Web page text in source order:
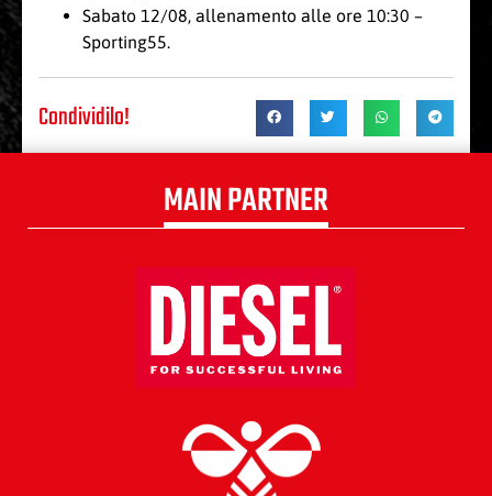
Sabato 12/08, allenamento alle ore 10:30 –
Sporting55.
Condividilo!
MAIN PARTNER